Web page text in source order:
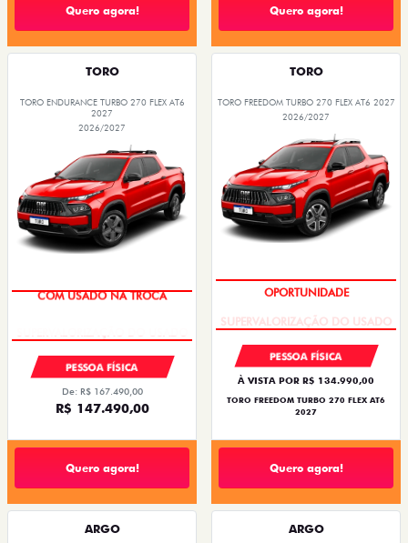
Quero agora! Quero agora!
TORO
TORO ENDURANCE TURBO 270 FLEX AT6
2027
2026/2027
COM USADO NA TROCA
PESSOA FÍSICA
De: R$ 167.490,00
R$ 147.490,00
Quero agora!
TORO
TORO FREEDOM TURBO 270 FLEX AT6 2027
2026/2027
OPORTUNIDADE
PESSOA FÍSICA
À VISTA POR R$ 134.990,00
TORO FREEDOM TURBO 270 FLEX AT6
2027
Quero agora!
ARGO ARGO